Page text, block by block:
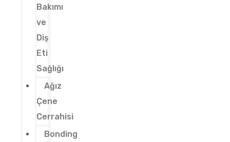
Bakımı
ve
Diş
Eti
Sağlığı
Ağız
Çene
Cerrahisi
Bonding